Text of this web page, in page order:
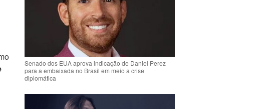
Senado dos EUA aprova indicação de Daniel Perez
para a embaixada no Brasil em meio a crise
diplomática